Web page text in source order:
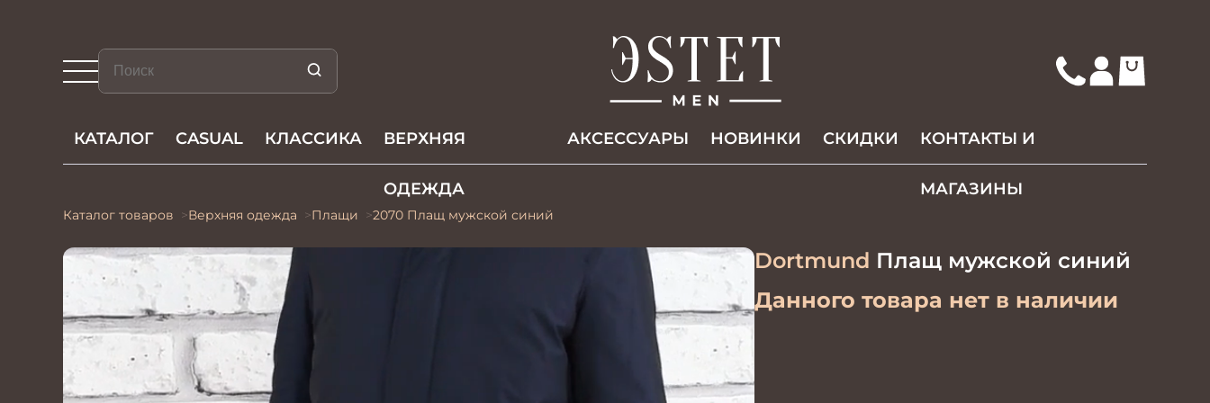
КАТАЛОГ CASUAL КЛАССИКА ВЕРХНЯЯ
ОДЕЖДА
АКCЕССУАРЫ НОВИНКИ СКИДКИ КОНТАКТЫ И
МАГАЗИНЫ
Каталог товаров Верхняя одежда Плащи 2070 Плащ мужской синий
Dortmund Плащ мужской синий
Данного товара нет в наличии